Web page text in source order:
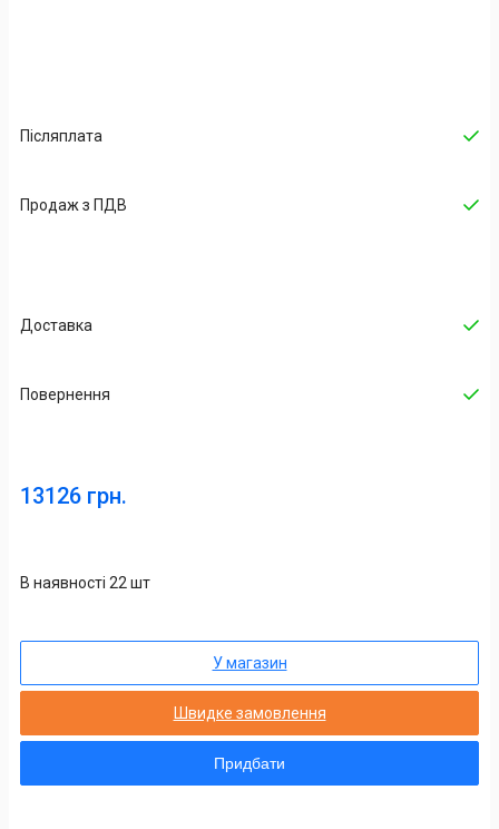
Післяплата
Продаж з ПДВ
Доставка
Повернення
13126 грн.
В наявності 22 шт
У магазин
Швидке замовлення
Придбати